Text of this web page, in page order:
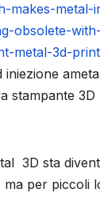
iniezione
stampante 3D
3D sta
per piccoli